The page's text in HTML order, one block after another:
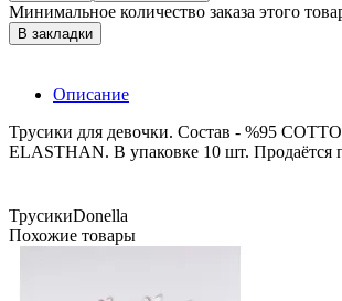
Минимальное количество заказа этого
В закладки
Описание
Трусики для девочки. Состав - %95
ELASTHAN. В упаковке 10 шт. Продаётся
ТрусикиDonella
Похожие товары